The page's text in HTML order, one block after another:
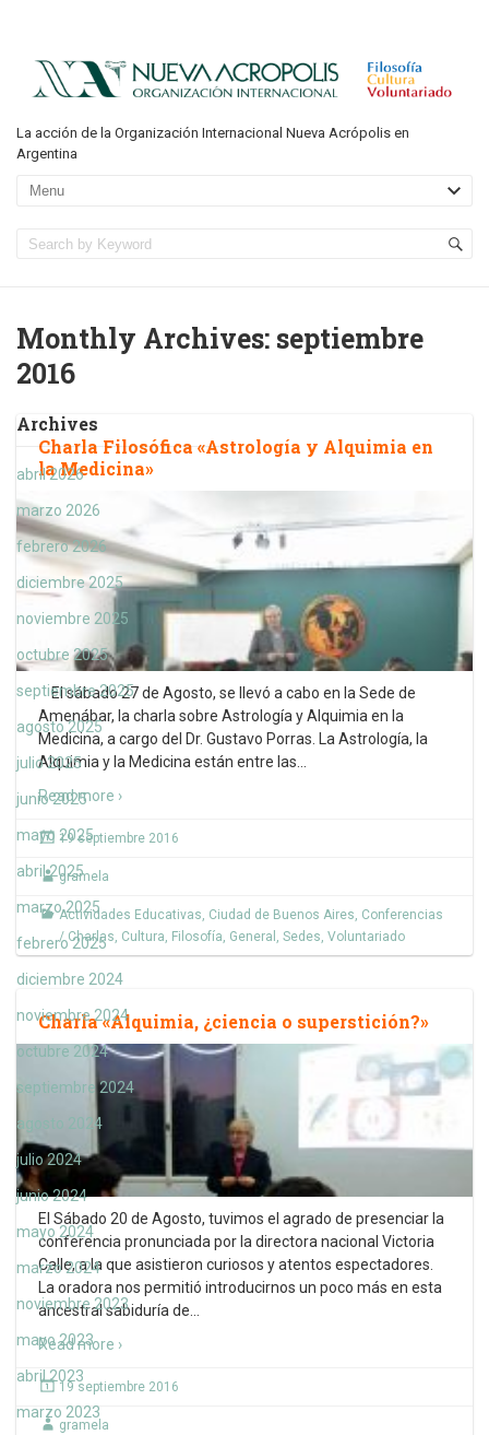
La acción de la Organización Internacional Nueva Acrópolis en
Argentina
Monthly Archives: septiembre
2016
Archives
abril 2026
marzo 2026
febrero 2026
diciembre 2025
noviembre 2025
octubre 2025
septiembre 2025
agosto 2025
julio 2025
junio 2025
mayo 2025
abril 2025
marzo 2025
febrero 2025
diciembre 2024
noviembre 2024
octubre 2024
septiembre 2024
agosto 2024
julio 2024
junio 2024
mayo 2024
marzo 2024
noviembre 2023
mayo 2023
abril 2023
marzo 2023
Charla Filosófica «Astrología y Alquimia en
la Medicina»
El sábado 27 de Agosto, se llevó a cabo en la Sede de
Amenábar, la charla sobre Astrología y Alquimia en la
Medicina, a cargo del Dr. Gustavo Porras. La Astrología, la
Alquimia y la Medicina están entre las…
Read more ›
19 septiembre 2016
gramela
Actividades Educativas, Ciudad de Buenos Aires, Conferencias
/ Charlas, Cultura, Filosofía, General , Sedes, Voluntariado
Charla «Alquimia, ¿ciencia o superstición?»
El Sábado 20 de Agosto, tuvimos el agrado de presenciar la
conferencia pronunciada por la directora nacional Victoria
Calle, a la que asistieron curiosos y atentos espectadores.
La oradora nos permitió introducirnos un poco más en esta
ancestral sabiduría de…
Read more ›
19 septiembre 2016
gramela